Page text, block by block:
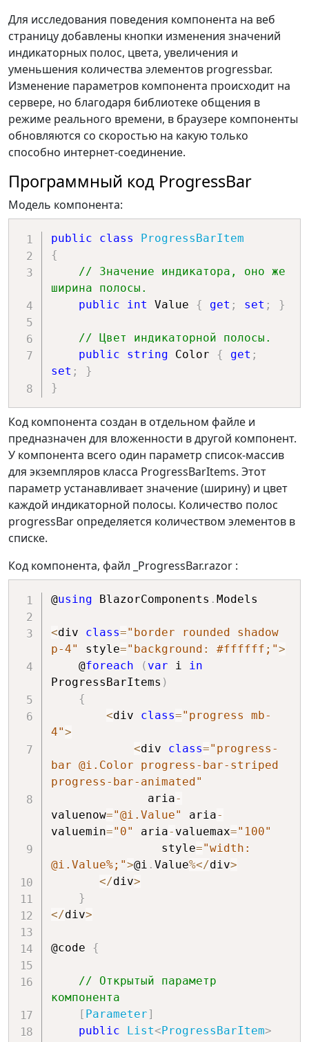
Для исследования поведения компонента на веб
страницу добавлены кнопки изменения значений
индикаторных полос, цвета, увеличения и
уменьшения количества элементов progressbar.
Изменение параметров компонента происходит на
сервере, но благодаря библиотеке общения в
режиме реального времени, в браузере компоненты
обновляются со скоростью на какую только
способно интернет-соединение.
Программный код ProgressBar
Модель компонента:
public class
ProgressBarItem
{
// Значение индикатора, оно же
ширина полосы.
public
int Value { get ; set ; }
// Цвет индикаторной полосы.
public
string Color { get ;
set ;
}
}
Код компонента создан в отдельном файле и
предназначен для вложенности в другой компонент.
У компонента всего один параметр список-массив
для экземпляров класса ProgressBarItems. Этот
параметр устанавливает значение (ширину) и цвет
каждой индикаторной полосы. Количество полос
progressBar определяется количеством элементов в
списке.
Код компонента, файл _ProgressBar.razor :
@using BlazorComponents . Models
<div class="border rounded shadow
p-4"
style="background: #ffffff;">
    @
foreach ( var i
in
ProgressBarItems )
{
<div class="progress mb-
4">
<div class="progress-
bar @i.Color progress-bar-striped
progress-bar-animated"
              aria
-
valuenow="@i.Value" aria-
valuemin="0" aria- valuemax="100"
                style
="width:
@i.Value%;">@i . Value%</div>
</div>
}
</div>
@code {
// Открытый параметр
компонента
[ Parameter]
public
List<ProgressBarItem>